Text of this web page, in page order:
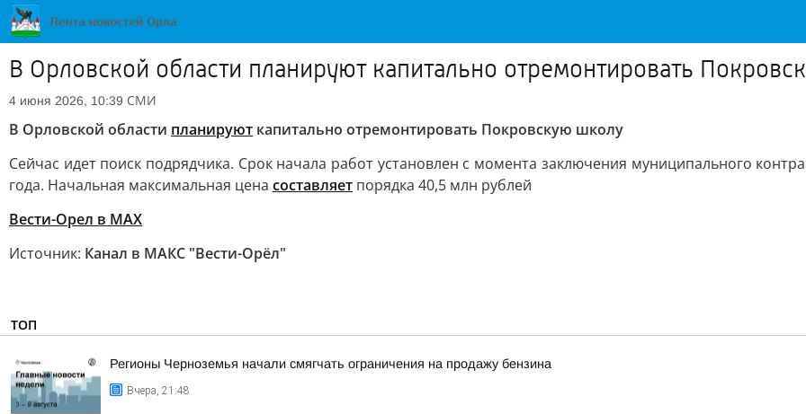
В Орловской области планируют капитально отремонтировать
4 июня 2026, 10:39 СМИ
В Орловской области планируют капитально отремонтировать Покровскую школу
Сейчас идет поиск подрядчика. Cрок начала работ установлен с момента заключения муниципального
года. Начальная максимальная цена составляет порядка 40,5 млн рублей
Вести-Орел в МАХ
Источник: Канал в МАКС "Вести-Орёл"
ТОП
Регионы Черноземья начали смягчать ограничения на продажу бензина
Вчера, 21:48